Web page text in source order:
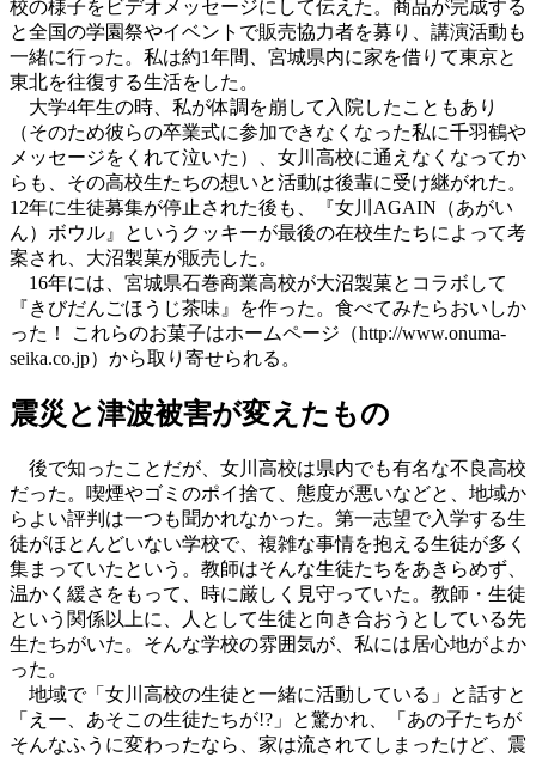
校の様子をビデオメッセージにして伝えた。商品が完成する
と全国の学園祭やイベントで販売協力者を募り、講演活動も
一緒に行った。私は約1年間、宮城県内に家を借りて東京と
東北を往復する生活をした。
大学4年生の時、私が体調を崩して入院したこともあり
（そのため彼らの卒業式に参加できなくなった私に千羽鶴や
メッセージをくれて泣いた）、女川高校に通えなくなってか
らも、その高校生たちの想いと活動は後輩に受け継がれた。
12年に生徒募集が停止された後も、『女川AGAIN（あがい
ん）ボウル』というクッキーが最後の在校生たちによって考
案され、大沼製菓が販売した。
16年には、宮城県石巻商業高校が大沼製菓とコラボして
『きびだんごほうじ茶味』を作った。食べてみたらおいしか
った！ これらのお菓子はホームページ（http://www.onuma-
seika.co.jp）から取り寄せられる。
震災と津波被害が変えたもの
後で知ったことだが、女川高校は県内でも有名な不良高校
だった。喫煙やゴミのポイ捨て、態度が悪いなどと、地域か
らよい評判は一つも聞かれなかった。第一志望で入学する生
徒がほとんどいない学校で、複雑な事情を抱える生徒が多く
集まっていたという。教師はそんな生徒たちをあきらめず、
温かく緩さをもって、時に厳しく見守っていた。教師・生徒
という関係以上に、人として生徒と向き合おうとしている先
生たちがいた。そんな学校の雰囲気が、私には居心地がよか
った。
地域で「女川高校の生徒と一緒に活動している」と話すと
「えー、あそこの生徒たちが!?」と驚かれ、「あの子たちが
そんなふうに変わったなら、家は流されてしまったけど、震